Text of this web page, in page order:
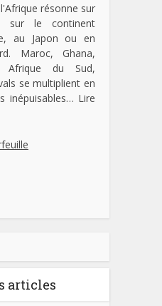
résonne sur
sur le continent
au Japon ou en
Maroc, Ghana,
Afrique du Sud,
se multiplient en
inépuisables… Lire
articles